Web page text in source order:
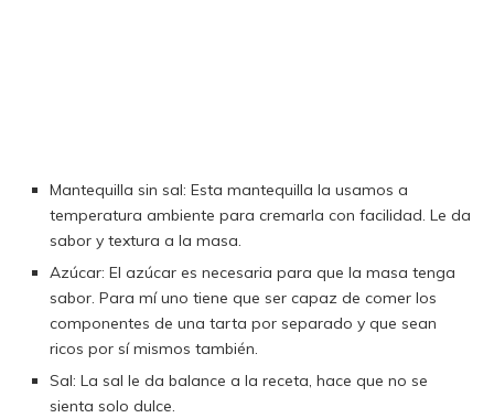
Mantequilla sin sal: Esta mantequilla la usamos a
temperatura ambiente para cremarla con facilidad. Le da
sabor y textura a la masa.
Azúcar: El azúcar es necesaria para que la masa tenga
sabor. Para mí uno tiene que ser capaz de comer los
componentes de una tarta por separado y que sean
ricos por sí mismos también.
Sal: La sal le da balance a la receta, hace que no se
sienta solo dulce.